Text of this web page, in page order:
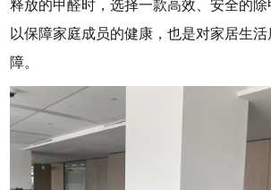
释放的甲醛时，选择一款高效、安全的除
以保障家庭成员的健康，也是对家居生
障。